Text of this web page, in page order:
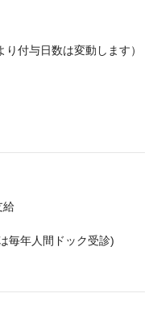
付与日数は変動します）
給
毎年人間ドック受診)